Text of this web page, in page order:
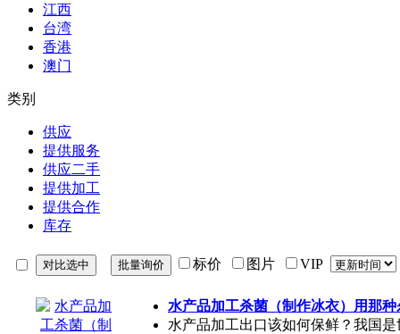
江西
台湾
香港
澳门
类别
供应
提供服务
供应二手
提供加工
提供合作
库存
标价 图片 VIP
水产品加工杀菌（制作冰衣）用那
水产品加工出口该如何保鲜？我国